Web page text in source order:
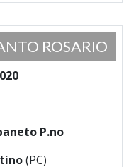
ROSARIO
P.no
(PC)